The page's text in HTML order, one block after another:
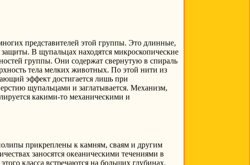
представителей этой группы. Это длинные,
В щупальцах находятся микроскопические
группы. Они содержат свернутую в спираль
тела мелких животных. По этой нити из
эффект достигается лишь при
щупальцами и заглатывается. Механизм,
какими-то механическими и
прикреплены к камням, сваям и другим
заносятся океаническими течениями в
класса встречаются на больших глубинах.